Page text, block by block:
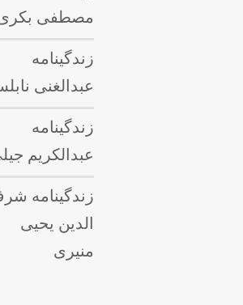
مصطفی
زندگینامه
عبدالغنی
زندگینامه
عبدالکریم
زندگینامه
الدین یحیی
منیری